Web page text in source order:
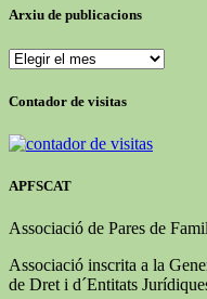
Arxiu de publicacions
Arxiu
publicacions
Contador de visitas
APFSCAT
Associació de Pares de
Associació inscrita a la
de Dret i d´Entitats